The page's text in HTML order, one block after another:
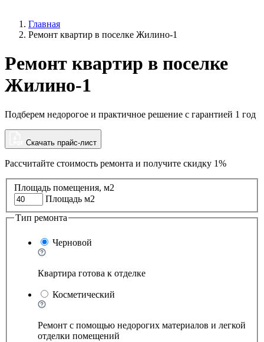
Главная
Ремонт квартир в поселке Жилино-1
Ремонт квартир в поселке
Жилино-1
Подберем недорогое и практичное решение с гарантией 1 год
Скачать прайс-лист
Рассчитайте стоимость ремонта и получите скидку 1%
Площадь помещения, м2
Площадь м2
Тип ремонта
Черновой
Квартира готова к отделке
Косметический
Ремонт с помощью недорогих материалов и легкой
отделки помещений